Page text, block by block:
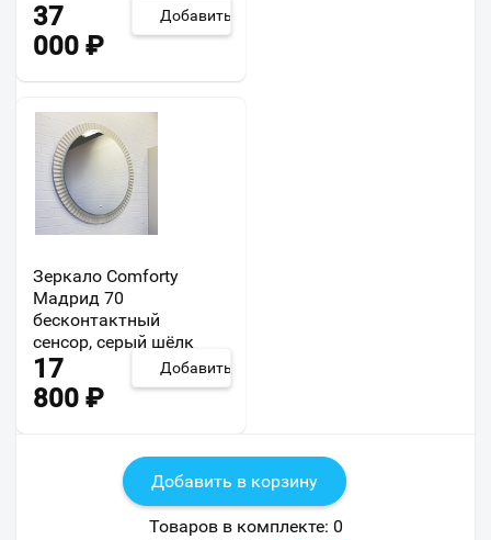
37
000 ₽
Добавить
Зеркало Comforty
Мадрид 70
бесконтактный
сенсор, серый шёлк
17
800 ₽
Добавить
Добавить в корзину
Товаров в комплекте: 0